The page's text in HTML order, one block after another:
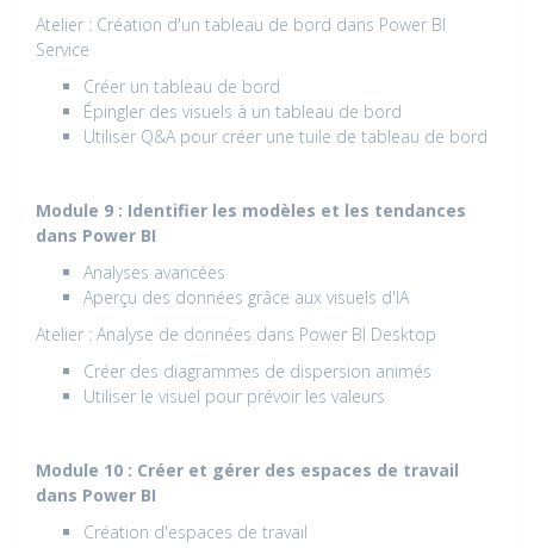
Atelier : Création d'un tableau de bord dans Power BI
Service
Créer un tableau de bord
Épingler des visuels à un tableau de bord
Utiliser Q&A pour créer une tuile de tableau de bord
Module 9 : Identifier les modèles et les tendances
dans Power BI
Analyses avancées
Aperçu des données grâce aux visuels d'IA
Atelier : Analyse de données dans Power BI Desktop
Créer des diagrammes de dispersion animés
Utiliser le visuel pour prévoir les valeurs
Module 10 : Créer et gérer des espaces de travail
dans Power BI
Création d'espaces de travail